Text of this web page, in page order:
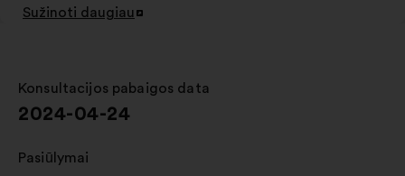
Sužinoti daugiau
Atverti
Konsultacijos pabaigos data
:
2024-04-24
Pasiūlymai
: